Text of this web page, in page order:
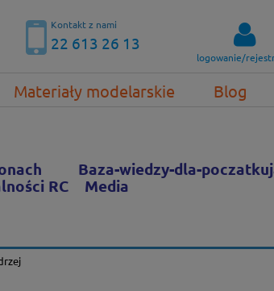
logowanie/
Kontakt z nami
22 613 26 13
Materiały modelarskie Blog
Baza-wiedzy-dla-
RC Media